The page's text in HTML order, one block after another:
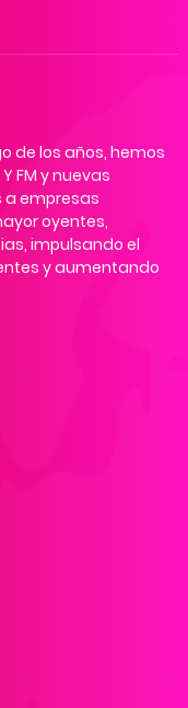
de los años, hemos
FM y nuevas
a empresas
oyentes,
impulsando el
y aumentando